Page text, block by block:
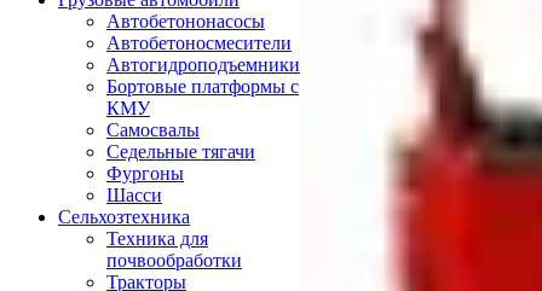
Автобетононасосы
Автобетоносмесители
Автогидроподъемники
Бортовые платформы с
КМУ
Самосвалы
Седельные тягачи
Фургоны
Шасси
Сельхозтехника
Техника для
почвообработки
Тракторы